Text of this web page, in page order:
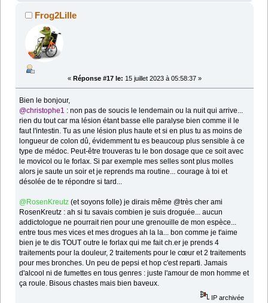
Frog2Lille
« Réponse #17 le: 15 juillet 2023 à 05:58:37 »
Bien le bonjour,
@christophe1 : non pas de soucis le lendemain ou la nuit qui arrive...
rien du tout car ma lésion étant basse elle paralyse bien comme il le
faut l'intestin. Tu as une lésion plus haute et si en plus tu as moins de
longueur de colon dû, évidemment tu es beaucoup plus sensible à ce
type de médoc. Peut-être trouveras tu le bon dosage que ce soit avec
le movicol ou le forlax. Si par exemple mes selles sont plus molles
alors je saute un soir et je reprends ma routine... courage à toi et
désolée de te répondre si tard...
@RosenKreutz(et soyons folle) je dirais même @très cher ami
RosenKreutz : ah si tu savais combien je suis droguée... aucun
addictologue ne pourrait rien pour une grenouille de mon espèce...
entre tous mes vices et mes drogues ah la la... bon comme je t'aime
bien je te dis TOUT outre le forlax qui me fait ch.er je prends 4
traitements pour la douleur, 2 traitements pour le cœur et 2 traitements
pour mes bronches. Un peu de pepsi et hop c'est reparti. Jamais
d'alcool ni de fumettes en tous genres : juste l'amour de mon homme et
ça roule. Bisous chastes mais bien baveux.
IP archivée